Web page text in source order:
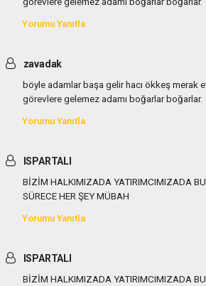
Yorumu Yanıtla
zavadak
böyle adamlar başa gelir hacı ökkeş merak
görevlere gelemez adamı boğarlar boğarlar.
Yorumu Yanıtla
ISPARTALI
BİZİM HALKIMIZADA YATIRIMCIMIZADA
SÜRECE HER ŞEY MÜBAH
Yorumu Yanıtla
ISPARTALI
BİZİM HALKIMIZADA YATIRIMCIMIZADA